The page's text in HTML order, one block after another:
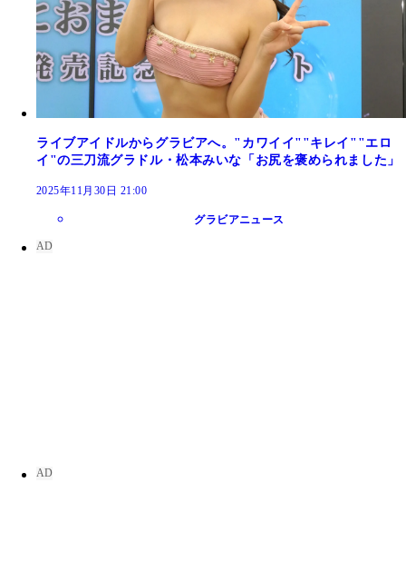
ライブアイドルからグラビアへ。"カワイイ""キレイ""エロ
イ"の三刀流グラドル・松本みいな「お尻を褒められました」
2025年11月30日 21:00
グラビアニュース